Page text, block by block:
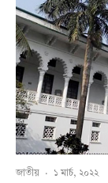
জাতীয় · ১ মার্চ, ২০২২